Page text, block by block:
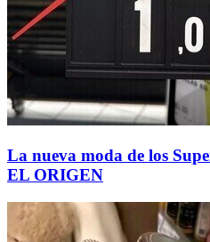
La nueva moda de los
EL ORIGEN